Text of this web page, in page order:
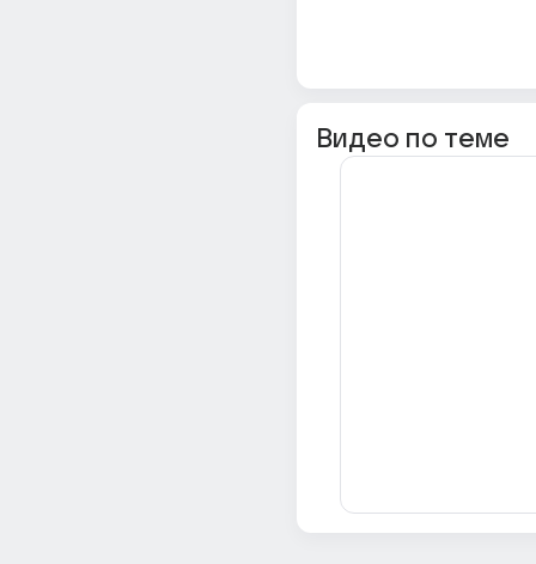
Видео по теме